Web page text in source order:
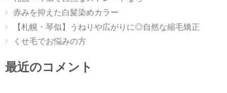
赤みを抑えた白髪染めカラー
【札幌・琴似】うねりや広がりに◎自然な縮毛矯正
くせ毛でお悩みの方
最近のコメント